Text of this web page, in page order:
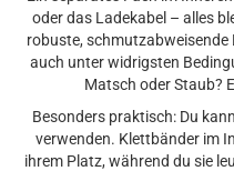
oder das Ladekabel – alles
robuste, schmutzabweisende
auch unter widrigsten
Matsch oder Staub?
Besonders praktisch: Du
verwenden. Klettbänder im
ihrem Platz, während du sie